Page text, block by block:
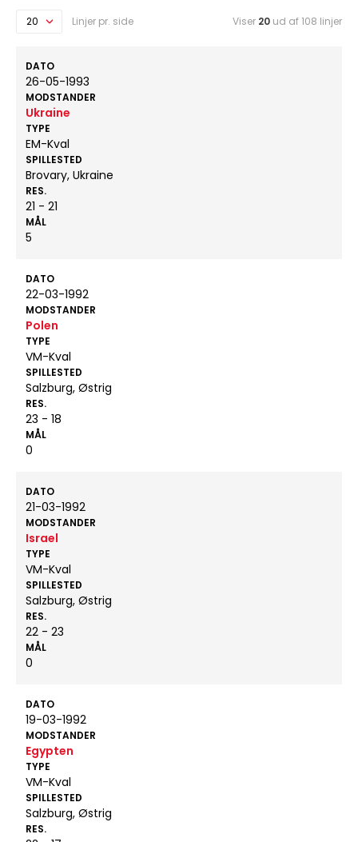
Linjer pr. side Viser 20 ud af 108 linjer
DATO
26-05-1993
MODSTANDER
Ukraine
TYPE
EM-Kval
SPILLESTED
Brovary, Ukraine
RES.
21 - 21
MÅL
5
DATO
22-03-1992
MODSTANDER
Polen
TYPE
VM-Kval
SPILLESTED
Salzburg, Østrig
RES.
23 - 18
MÅL
0
DATO
21-03-1992
MODSTANDER
Israel
TYPE
VM-Kval
SPILLESTED
Salzburg, Østrig
RES.
22 - 23
MÅL
0
DATO
19-03-1992
MODSTANDER
Egypten
TYPE
VM-Kval
SPILLESTED
Salzburg, Østrig
RES.